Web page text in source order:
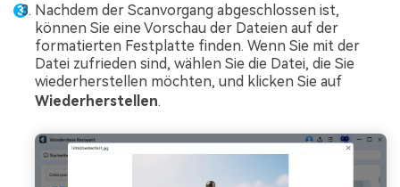
Nachdem der Scanvorgang abgeschlossen ist,
können Sie eine Vorschau der Dateien auf der
formatierten Festplatte finden. Wenn Sie mit der
Datei zufrieden sind, wählen Sie die Datei, die Sie
wiederherstellen möchten, und klicken Sie auf
Wiederherstellen.